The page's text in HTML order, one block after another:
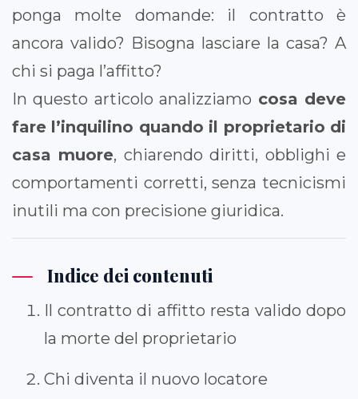
ponga molte domande: il contratto è
ancora valido? Bisogna lasciare la casa? A
chi si paga l’affitto?
In questo articolo analizziamo cosa deve
fare l’inquilino quando il proprietario di
casa muore, chiarendo diritti, obblighi e
comportamenti corretti, senza tecnicismi
inutili ma con precisione giuridica.
Indice dei contenuti
Il contratto di affitto resta valido dopo
la morte del proprietario
Chi diventa il nuovo locatore